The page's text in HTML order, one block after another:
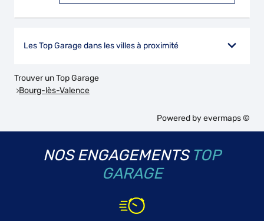
Les Top Garage dans les villes à proximité
Trouver un Top Garage
Bourg-lès-Valence
Powered byevermaps ©
NOS ENGAGEMENTS TOP
GARAGE